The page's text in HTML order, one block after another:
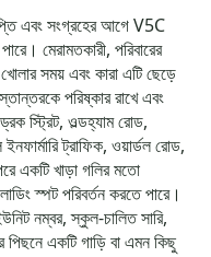
এবং সংগ্রহের আগে V5C
মেরামতকারী, পরিবারের
খোলার সময় এবং কারা এটি ছেড়ে
পরিষ্কার রাখে এবং
স্ট্রিট, ওল্ডহ্যাম রোড,
ট্রাফিক, ওয়ার্ডল রোড,
একটি খাড়া গলির মতো
স্পট পরিবর্তন করতে পারে।
নম্বর, স্কুল-চালিত সারি,
একটি গাড়ি বা এমন কিছু